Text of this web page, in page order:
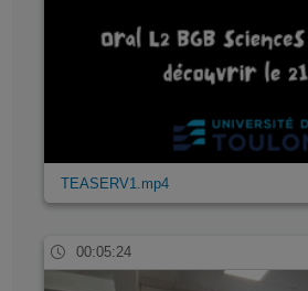
TEASERV1.mp4
00:05:24